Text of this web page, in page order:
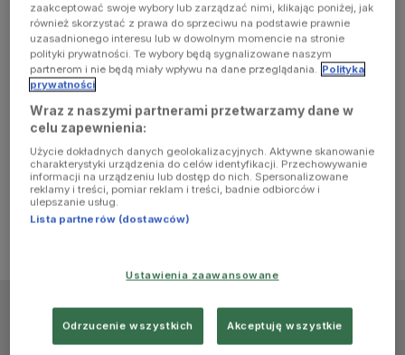
(see the
browser
console for
more
information)
zaakceptować swoje wybory lub zarządzać nimi, klikając poniżej, jak
również skorzystać z prawa do sprzeciwu na podstawie prawnie
uzasadnionego interesu lub w dowolnym momencie na stronie
polityki prywatności. Te wybory będą sygnalizowane naszym
partnerom i nie będą miały wpływu na dane przeglądania. Polityka
prywatności
Wraz z naszymi partnerami przetwarzamy dane w
celu zapewnienia:
Użycie dokładnych danych geolokalizacyjnych. Aktywne skanowanie
charakterystyki urządzenia do celów identyfikacji. Przechowywanie
informacji na urządzeniu lub dostęp do nich. Spersonalizowane
reklamy i treści, pomiar reklam i treści, badnie odbiorców i
ulepszanie usług.
Lista partnerów (dostawców)
Ustawienia zaawansowane
Odrzucenie wszystkich Akceptuję wszystkie